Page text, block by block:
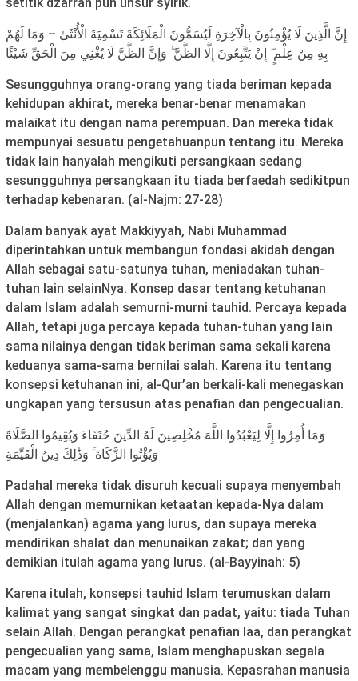
إِنَّ الَّذِينَ لَا يُؤْمِنُونَ بِالْآخِرَةِ لَيُسَمُّونَ الْمَلَائِكَةَ تَسْمِيَةَ الْأُنْثَىٰ – وَمَا لَهُمْ
بِهِ مِنْ عِلْمٍ ۖ إِنْ يَتَّبِعُونَ إِلَّا الظَّنَّ ۖ وَإِنَّ الظَّنَّ لَا يُغْنِي مِنَ الْحَقِّ شَيْئًا
Sesungguhnya orang-orang yang tiada beriman kepada
kehidupan akhirat, mereka benar-benar menamakan
malaikat itu dengan nama perempuan. Dan mereka tidak
mempunyai sesuatu pengetahuanpun tentang itu. Mereka
tidak lain hanyalah mengikuti persangkaan sedang
sesungguhnya persangkaan itu tiada berfaedah sedikitpun
terhadap kebenaran. (al-Najm: 27-28)
Dalam banyak ayat Makkiyyah, Nabi Muhammad
diperintahkan untuk membangun fondasi akidah dengan
Allah sebagai satu-satunya tuhan, meniadakan tuhan-
tuhan lain selainNya. Konsep dasar tentang ketuhanan
dalam Islam adalah semurni-murni tauhid. Percaya kepada
Allah, tetapi juga percaya kepada tuhan-tuhan yang lain
sama nilainya dengan tidak beriman sama sekali karena
keduanya sama-sama bernilai salah. Karena itu tentang
konsepsi ketuhanan ini, al-Qur’an berkali-kali menegaskan
ungkapan yang tersusun atas penafian dan pengecualian.
وَمَا أُمِرُوا إِلَّا لِيَعْبُدُوا اللَّهَ مُخْلِصِينَ لَهُ الدِّينَ حُنَفَاءَ وَيُقِيمُوا الصَّلَاةَ
وَيُؤْتُوا الزَّكَاةَ ۚ وَذَٰلِكَ دِينُ الْقَيِّمَةِ
Padahal mereka tidak disuruh kecuali supaya menyembah
Allah dengan memurnikan ketaatan kepada-Nya dalam
(menjalankan) agama yang lurus, dan supaya mereka
mendirikan shalat dan menunaikan zakat; dan yang
demikian itulah agama yang lurus. (al-Bayyinah: 5)
Karena itulah, konsepsi tauhid Islam terumuskan dalam
kalimat yang sangat singkat dan padat, yaitu: tiada Tuhan
selain Allah. Dengan perangkat penafian laa, dan perangkat
pengecualian yang sama, Islam menghapuskan segala
macam yang membelenggu manusia. Kepasrahan manusia